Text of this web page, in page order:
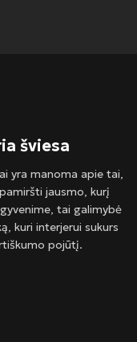
šviesa
yra manoma apie tai,
jausmo, kurį
tai galimybė
kuri interjerui sukurs
pojūtį.